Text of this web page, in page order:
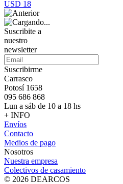
USD 18
Suscribite a
nuestro
newsletter
Suscribirme
Carrasco
Potosí 1658
095 686 868
Lun a sáb de 10 a 18 hs
+ INFO
Envíos
Contacto
Medios de pago
Nosotros
Nuestra empresa
Colectivos de casamiento
© 2026 DEARCOS